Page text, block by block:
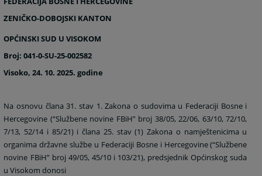
ZENIČKO-DOBOJSKI KANTON
OPĆINSKI SUD U VISOKOM
Broj: 041-0-SU-25-002582
Visoko, 24. 10. 2025. godine
Na osnovu člana 31. stav 1. Zakona o sudovima u Federaciji Bosne i
Hercegovine (“Službene novine FBiH” broj 38/05, 22/06, 63/10, 72/10,
7/13, 52/14 i 85/21) i člana 25. stav (1) Zakona o namještenicima u
organima državne službe u Federaciji Bosne i Hercegovine (“Službene
novine FBiH” broj 49/05, 45/10 i 103/21), predsjednik Općinskog suda
u Visokom donosi